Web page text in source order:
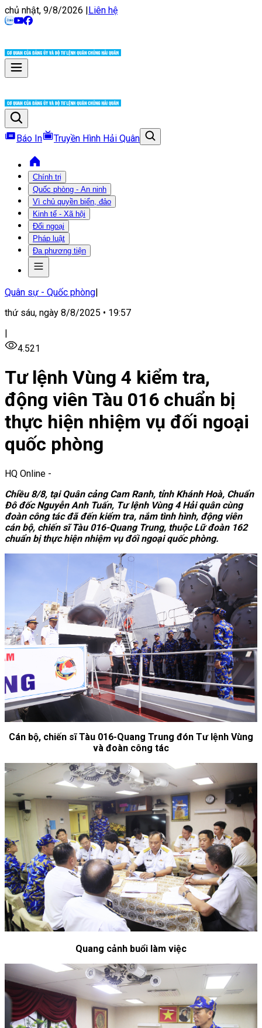
chủ nhật, 9/8/2026 |Liên hệ
Báo In Truyền Hình Hải Quân
Chính trị
Quốc phòng - An ninh
Vì chủ quyền biển, đảo
Kinh tế - Xã hội
Đối ngoại
Pháp luật
Đa phương tiện
Quân sự - Quốc phòng|
thứ sáu, ngày 8/8/2025 • 19:57
|
4.521
Tư lệnh Vùng 4 kiểm tra,
động viên Tàu 016 chuẩn bị
thực hiện nhiệm vụ đối ngoại
quốc phòng
HQ Online -
Chiều 8/8, tại Quân cảng Cam Ranh, tỉnh Khánh Hoà, Chuẩn
Đô đốc Nguyễn Anh Tuấn, Tư lệnh Vùng 4 Hải quân cùng
đoàn công tác đã đến kiểm tra, nắm tình hình, động viên
cán bộ, chiến sĩ Tàu 016-Quang Trung, thuộc Lữ đoàn 162
chuẩn bị thực hiện nhiệm vụ đối ngoại quốc phòng.
Cán bộ, chiến sĩ Tàu 016-Quang Trung đón Tư lệnh Vùng
và đoàn công tác
Quang cảnh buổi làm việc